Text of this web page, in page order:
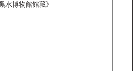
水博物館館藏》